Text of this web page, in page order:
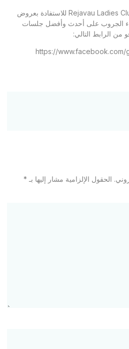
كما ندعوك للانضمام لجروب Rejavau Ladies Club للاستفادة بعروض
الجروب على أحدث وأفضل جلسات
من الرابط التالي:
https://www.facebook.com/
الحقول الإلزامية مشار إليها بـ *